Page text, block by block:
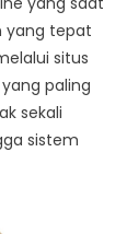
yang tepat
situs
paling
sekali
sistem